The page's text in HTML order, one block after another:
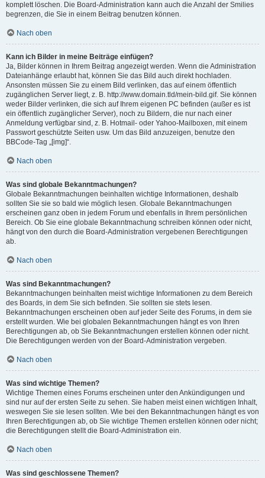
komplett löschen. Die Board-Administration kann auch die Anzahl der Smilies
begrenzen, die Sie in einem Beitrag benutzen können.
Nach oben
Kann ich Bilder in meine Beiträge einfügen?
Ja, Bilder können in Ihrem Beitrag angezeigt werden. Wenn die Administration
Dateianhänge erlaubt hat, können Sie das Bild auch direkt hochladen.
Ansonsten müssen Sie zu einem Bild verlinken, das auf einem öffentlich
zugänglichen Server liegt, z. B. http://www.domain.tld/mein-bild.gif. Sie können
weder Bilder verlinken, die sich auf Ihrem eigenen PC befinden (außer es ist
ein öffentlich zugänglicher Server), noch zu Bildern, die nur nach einer
Anmeldung verfügbar sind, z. B. Hotmail- oder Yahoo-Mailboxen, mit einem
Passwort geschützte Seiten usw. Um das Bild anzuzeigen, benutze den
BBCode-Tag „[img]“.
Nach oben
Was sind globale Bekanntmachungen?
Globale Bekanntmachungen beinhalten wichtige Informationen, deshalb
sollten Sie sie so bald wie möglich lesen. Globale Bekanntmachungen
erscheinen ganz oben in jedem Forum und ebenfalls in Ihrem persönlichen
Bereich. Ob Sie eine globale Bekanntmachung schreiben können oder nicht,
hängt von den durch die Board-Administration vergebenen Berechtigungen
ab.
Nach oben
Was sind Bekanntmachungen?
Bekanntmachungen beinhalten meist wichtige Informationen zu dem Bereich
des Boards, in dem Sie sich befinden. Sie sollten sie stets lesen.
Bekanntmachungen erscheinen oben auf jeder Seite des Forums, in dem sie
erstellt wurden. Wie bei globalen Bekanntmachungen hängt es von Ihren
Berechtigungen ab, ob Sie Bekanntmachungen erstellen können oder nicht.
Die Berechtigungen werden von der Board-Administration vergeben.
Nach oben
Was sind wichtige Themen?
Wichtige Themen eines Forums erscheinen unter den Ankündigungen und
sind nur auf der ersten Seite zu sehen. Sie haben meist einen wichtigen Inhalt,
weswegen Sie sie lesen sollten. Wie bei den Bekanntmachungen hängt es von
Ihren Berechtigungen ab, ob Sie wichtige Themen erstellen können oder nicht;
die Berechtigungen stellt die Board-Administration ein.
Nach oben
Was sind geschlossene Themen?